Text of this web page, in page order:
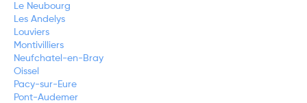
Le Neubourg
Les Andelys
Louviers
Montivilliers
Neufchatel-en-Bray
Oissel
Pacy-sur-Eure
Pont-Audemer